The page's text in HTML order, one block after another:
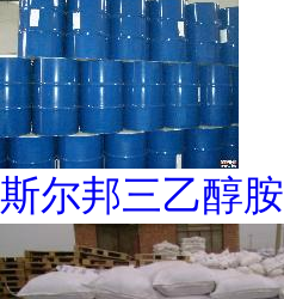
斯尔邦三乙醇胺